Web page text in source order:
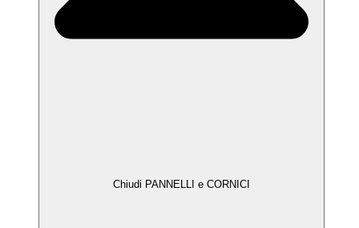
Chiudi PANNELLI e CORNICI